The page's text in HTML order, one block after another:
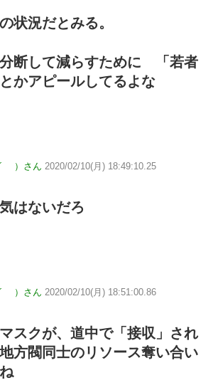
状況だとみる。
断して減らすために 「若者
かアピールしてるよな
´ ）さん 2020/02/10(月) 18:49:10.25
はないだろ
´ ）さん 2020/02/10(月) 18:51:00.86
スクが、道中で「接収」され
方閥同士のリソース奪い合い